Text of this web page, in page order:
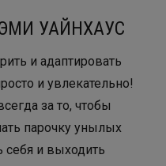
УАЙНХАУС
и адаптировать
и увлекательно!
за то, чтобы
парочку унылых
себя и выходить